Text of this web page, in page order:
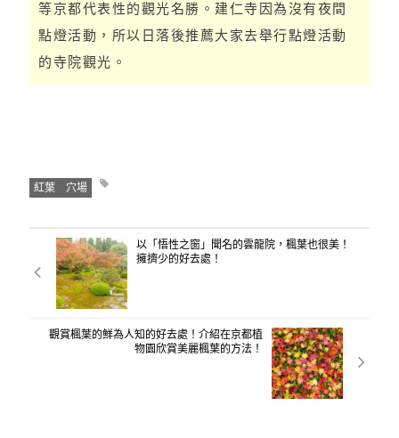
等京都代表性的觀光名勝。建仁寺因為沒有夜間
點燈活動，所以日落後推薦大家去舉行點燈活動
的寺院觀光。
紅葉 穴場
以「悟性之窗」聞名的雲龍院，楓葉也很美！
擁擠少的好去處！
觀賞楓葉的鮮為人知的好去處！介紹在京都植
物園欣賞美麗楓葉的方法！